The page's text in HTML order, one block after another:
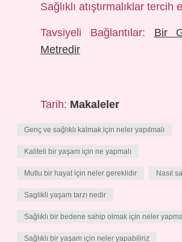
Sağlıklı atıştırmalıklar tercih
Tavsiyeli Bağlantılar: Bir
Metredir
Tarih: Makaleler
Genç ve sağlıklı kalmak için neler yapılmalı
Kaliteli bir yaşam için ne yapmalı
Mutlu bir hayat için neler gereklidir Nasıl
Saglikli yaşam tarzı nedir
Sağlıklı bir bedene sahip olmak için neler
Sağlıklı bir yaşam için neler yapabiliriz